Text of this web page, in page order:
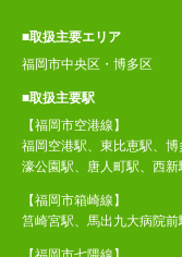
■取扱主要エリア
福岡市中央区・博多区
■取扱主要駅
【福岡市空港線】
福岡空港駅、東比恵駅、
濠公園駅、唐人町駅、西新
【福岡市箱崎線】
筥崎宮駅、馬出九大病院